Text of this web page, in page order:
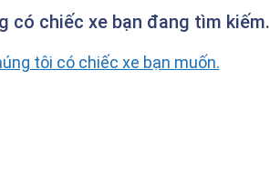
có chiếc xe bạn đang tìm kiếm.
tôi có chiếc xe bạn muốn.